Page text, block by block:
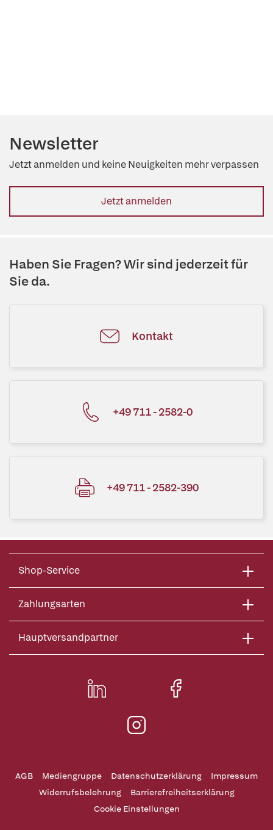
Newsletter
Jetzt anmelden und keine Neuigkeiten mehr verpassen
Jetzt anmelden
Haben Sie Fragen? Wir sind jederzeit für
Sie da.
Kontakt
+49 711 - 2582-0
+49 711 - 2582-390
Shop-Service
Zahlungsarten
Hauptversandpartner
AGB Mediengruppe Datenschutzerklärung
Impressum
Widerrufsbelehrung
Barrierefreiheitserklärung
Cookie Einstellungen